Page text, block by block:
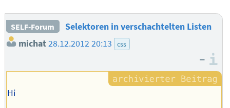
SELF-Forum
Selektoren in verschachtelten Listen
michat 28.12.2012 20:13 css
–
Hi